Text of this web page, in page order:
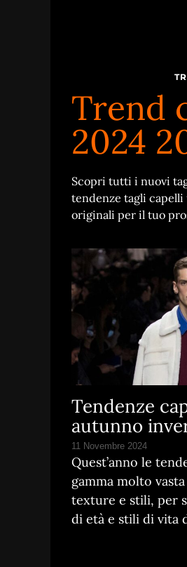
Trend
2024
Scopri tutti i nuovi
tendenze tagli
originali per il tuo
Tendenze
autunno
11 Novembre 2024
Quest’anno le
gamma molto
texture e stili, per
di età e stili di vita